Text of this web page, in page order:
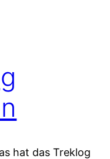
hat das Treklog